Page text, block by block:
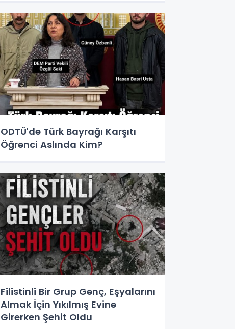
ODTÜ'de Türk Bayrağı Karşıtı
Öğrenci Aslında Kim?
Filistinli Bir Grup Genç, Eşyalarını
Almak İçin Yıkılmış Evine
Girerken Şehit Oldu